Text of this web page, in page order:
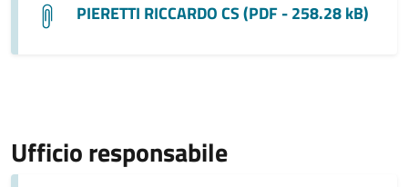
PIERETTI RICCARDO CS (PDF - 258.28 kB)
Ufficio responsabile